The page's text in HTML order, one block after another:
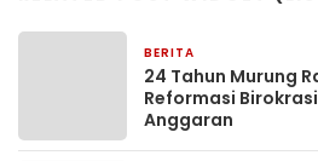
BERITA
24 Tahun Murung
Reformasi
Anggaran